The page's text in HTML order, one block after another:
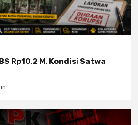
Rp10,2 M, Kondisi Satwa